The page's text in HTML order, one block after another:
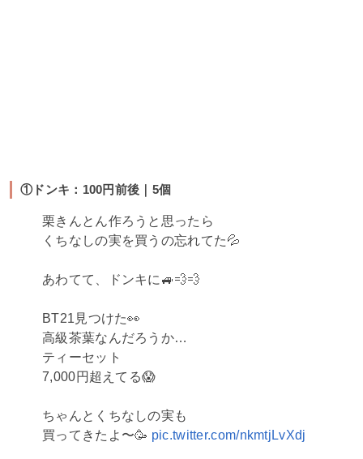
①ドンキ：100円前後｜5個
栗きんとん作ろうと思ったら
くちなしの実を買うの忘れてた💦
あわてて、ドンキに🚙💨💨
BT21見つけた👀
高級茶葉なんだろうか…
ティーセット
7,000円超えてる😱
ちゃんとくちなしの実も
買ってきたよ〜🥳 pic.twitter.com/nkmtjLvXdj